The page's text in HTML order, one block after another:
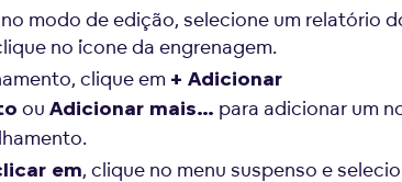
modo de edição, selecione um relatório
no ícone da engrenagem.
clique em + Adicionar
ou Adicionar mais… para adicionar um
em, clique no menu suspenso e